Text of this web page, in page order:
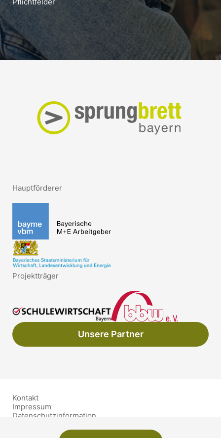
Hauptförderer
Projektträger
Unsere Partner
Kontakt
Impressum
Datenschutzinformation
Schutzkonzept